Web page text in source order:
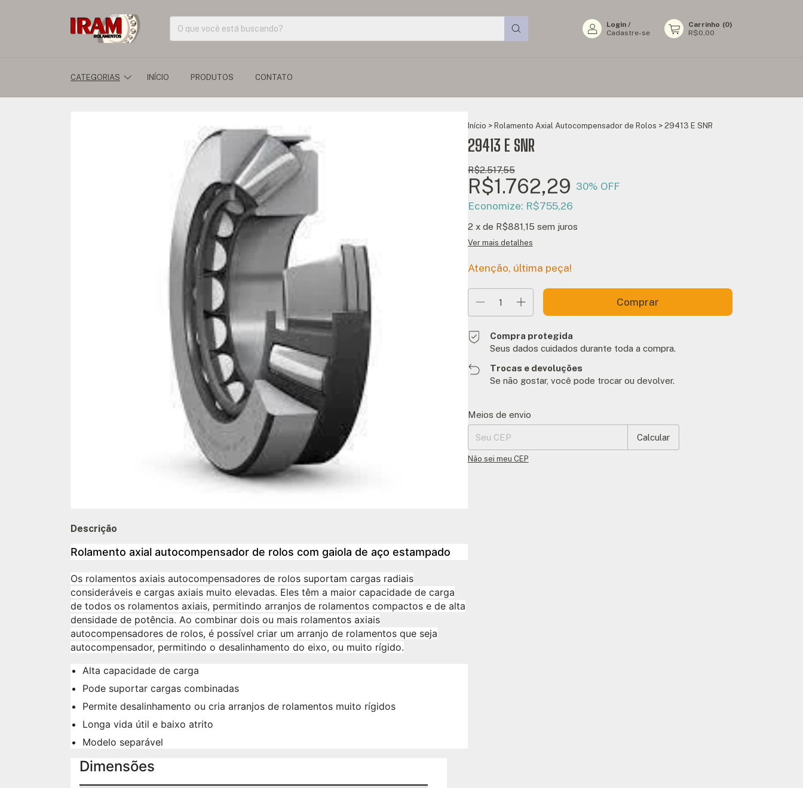
Login /
Cadastre-se
Carrinho (0)
R$0,00
CATEGORIAS INÍCIO PRODUTOS CONTATO
Início > Rolamento Axial Autocompensador de Rolos > 29413 E SNR
29413 E SNR
R$2.517,55
R$1.762,29 30% OFF
Economize: R$755,26
2 x de R$881,15 sem juros
Ver mais detalhes
Atenção, última peça!
Compra protegida
Seus dados cuidados durante toda a compra.
Trocas e devoluções
Se não gostar, você pode trocar ou devolver.
Entregas para o CEP:
Meios de envio
Calcular
Não sei meu CEP
Descrição
Rolamento axial autocompensador de rolos com gaiola de aço estampado
Os rolamentos axiais autocompensadores de rolos suportam cargas radiais
consideráveis e cargas axiais muito elevadas. Eles têm a maior capacidade de carga
de todos os rolamentos axiais, permitindo arranjos de rolamentos compactos e de alta
densidade de potência. Ao combinar dois ou mais rolamentos axiais
autocompensadores de rolos, é possível criar um arranjo de rolamentos que seja
autocompensador, permitindo o desalinhamento do eixo, ou muito rígido.
Alta capacidade de carga
Pode suportar cargas combinadas
Permite desalinhamento ou cria arranjos de rolamentos muito rígidos
Longa vida útil e baixo atrito
Modelo separável
Dimensões